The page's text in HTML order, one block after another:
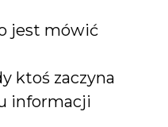
jest mówić
ktoś zaczyna
informacji